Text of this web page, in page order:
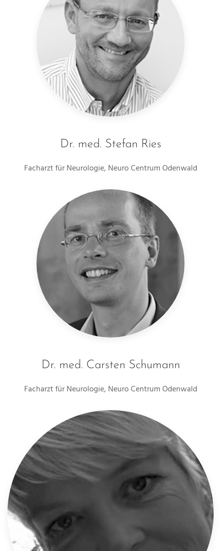
Dr. med. Stefan Ries
Facharzt für Neurologie, Neuro Centrum Odenwald
Dr. med. Carsten Schumann
Facharzt für Neurologie, Neuro Centrum Odenwald